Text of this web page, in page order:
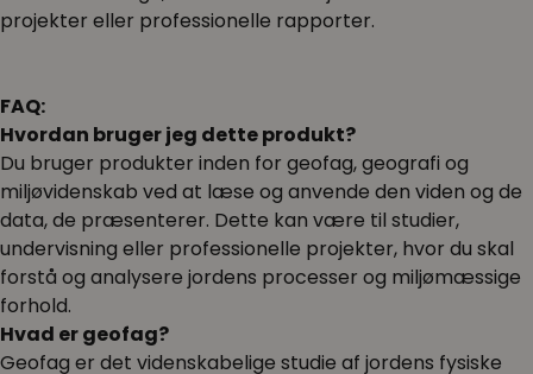
projekter eller professionelle rapporter.
FAQ:
Hvordan bruger jeg dette produkt?
Du bruger produkter inden for geofag, geografi og
miljøvidenskab ved at læse og anvende den viden og de
data, de præsenterer. Dette kan være til studier,
undervisning eller professionelle projekter, hvor du skal
forstå og analysere jordens processer og miljømæssige
forhold.
Hvad er geofag?
Geofag er det videnskabelige studie af jordens fysiske